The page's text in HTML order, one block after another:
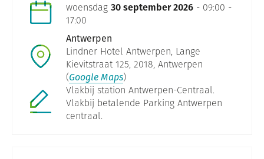
woensdag 30 september 2026 - 09:00 -
17:00
Antwerpen
Lindner Hotel Antwerpen, Lange
Kievitstraat 125, 2018, Antwerpen
(Google Maps)
Vlakbij station Antwerpen-Centraal.
Vlakbij betalende Parking Antwerpen
centraal.